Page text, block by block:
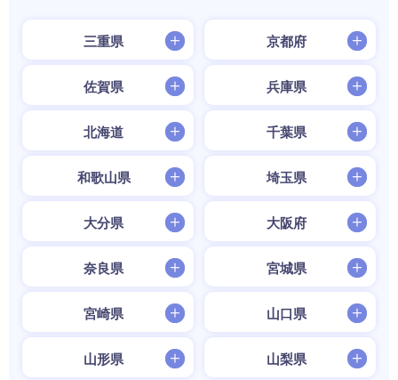
三重県 京都府
佐賀県 兵庫県
北海道 千葉県
和歌山県 埼玉県
大分県 大阪府
奈良県 宮城県
宮崎県 山口県
山形県 山梨県